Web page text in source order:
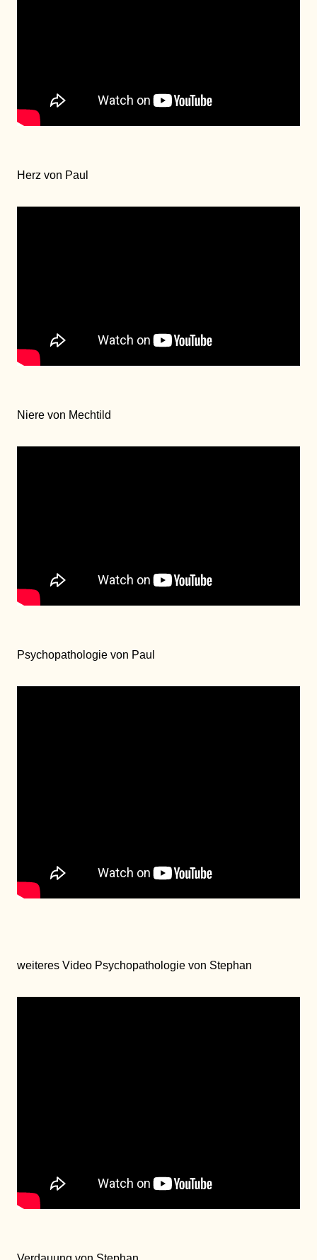
Herz von Paul
Niere von Mechtild
Psychopathologie von Paul
weiteres Video Psychopathologie von Stephan